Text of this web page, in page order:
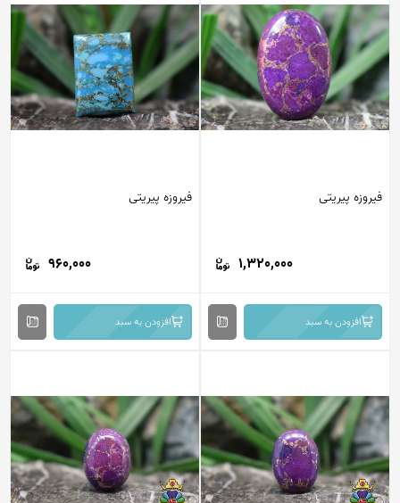
فیروزه پیریتی
1,320,000
افزودن به سبد
فیروزه پیریتی
960,000
افزودن به سبد